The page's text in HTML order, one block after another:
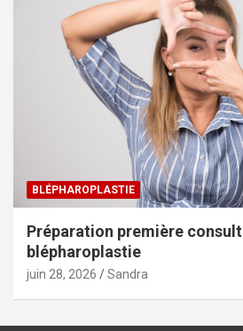
BLÉPHAROPLASTIE
Préparation première
blépharoplastie
juin 28, 2026 Sandra